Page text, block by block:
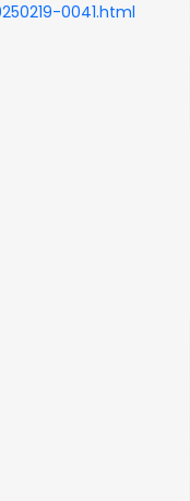
0041.html